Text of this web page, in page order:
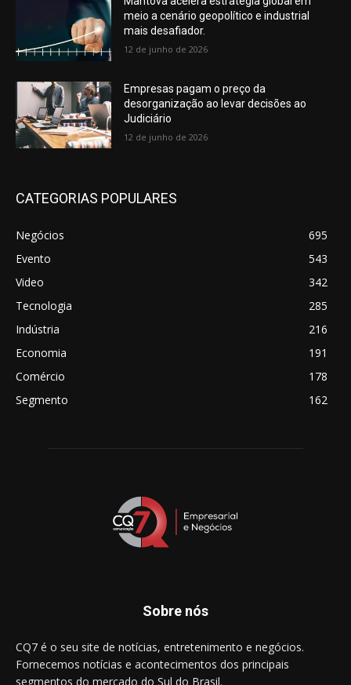
meio a cenário geopolítico e industrial
mais desafiador.
12 de junho de 2026
Empresas pagam o preço da
desorganização ao levar decisões ao
Judiciário
12 de junho de 2026
CATEGORIAS POPULARES
Negócios
695
Evento
543
Video
342
Tecnologia
285
Indústria
216
Economia
191
Comércio
178
Segmento
162
Sobre nós
CQ7 é o seu site de notícias, entretenimento e negócios.
Fornecemos notícias e acontecimentos dos principais
segmentos do mercado do Sul do Brasil.